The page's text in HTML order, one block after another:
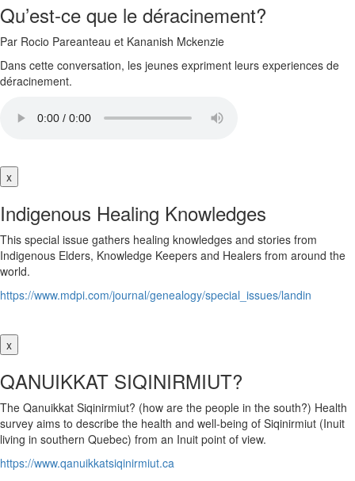
Qu’est-ce que le déracinement?
Par Rocio Pareanteau et Kananish Mckenzie
Dans cette conversation, les jeunes expriment leurs experiences de
déracinement.
x
Indigenous Healing Knowledges
This special issue gathers healing knowledges and stories from
Indigenous Elders, Knowledge Keepers and Healers from around the
world.
https://www.mdpi.com/journal/genealogy/special_issues/landin
x
QANUIKKAT SIQINIRMIUT?
The Qanuikkat Siqinirmiut? (how are the people in the south?) Health
survey aims to describe the health and well-being of Siqinirmiut (Inuit
living in southern Quebec) from an Inuit point of view.
https://www.qanuikkatsiqinirmiut.ca